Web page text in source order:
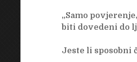
„Samo
biti dovedeni do
Jeste li sposobni